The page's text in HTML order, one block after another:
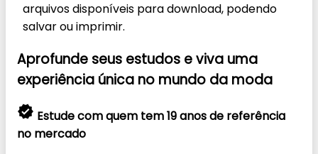
arquivos disponíveis para download, podendo
salvar ou imprimir.
Aprofunde seus estudos eviva uma
experiência única no mundo da moda
verified Estude com quem tem 19 anos de referência
no mercado